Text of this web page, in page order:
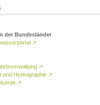
der Bundesländer
↗
↗
und Hydrographie ↗
↗